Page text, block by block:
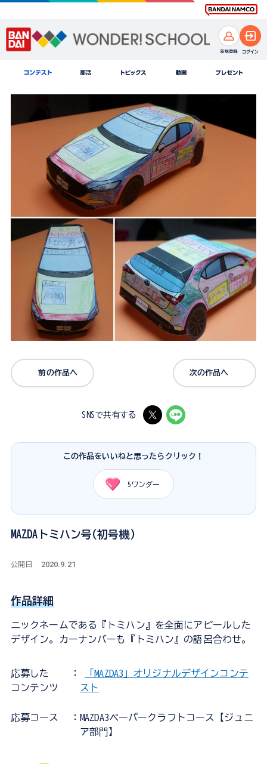
前の作品へ 次の作品へ
SNSで共有する
この作品をいいねと思ったらクリック！
5 ワンダー
MAZDAトミハン号(初号機)
公開日 2020.9.21
作品詳細
ニックネームである『トミハン』を全面にアピールした
デザイン。カーナンバーも『トミハン』の語呂合わせ。
応募した
コンテンツ
：
「MAZDA3」オリジナルデザインコンテ
スト
応募コース
：MAZDA3ペーパークラフトコース【ジュニ
ア部門】